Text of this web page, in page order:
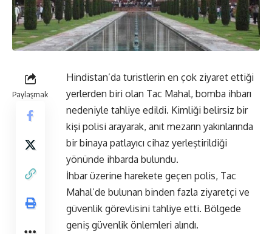
Paylaşmak
Hindistan’da turistlerin en çok ziyaret ettiği
yerlerden biri olan Tac Mahal, bomba ihbarı
nedeniyle tahliye edildi. Kimliği belirsiz bir
kişi polisi arayarak, anıt mezarın yakınlarında
bir binaya patlayıcı cihaz yerleştirildiği
yönünde ihbarda bulundu.
İhbar üzerine harekete geçen polis, Tac
Mahal’de bulunan binden fazla ziyaretçi ve
güvenlik görevlisini tahliye etti. Bölgede
geniş güvenlik önlemleri alındı.